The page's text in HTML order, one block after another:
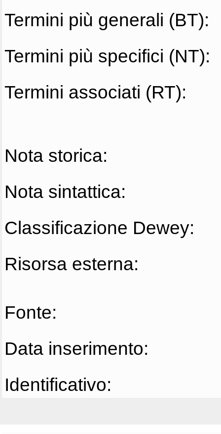
Termini più generali (BT):
Termini più specifici (NT):
Termini associati (RT):
Nota storica:
Nota sintattica:
Classificazione Dewey:
Risorsa esterna:
Fonte:
Data inserimento:
Identificativo: